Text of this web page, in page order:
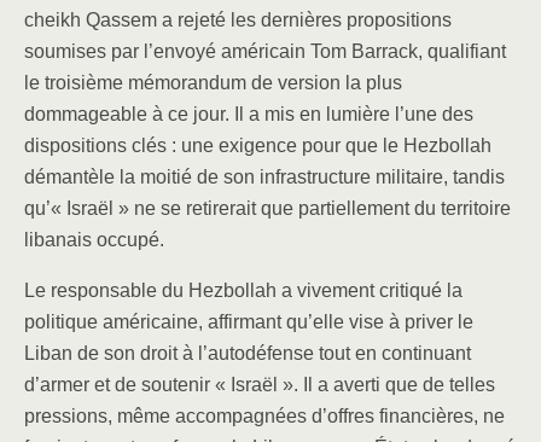
cheikh Qassem a rejeté les dernières propositions
soumises par l’envoyé américain Tom Barrack, qualifiant
le troisième mémorandum de version la plus
dommageable à ce jour. Il a mis en lumière l’une des
dispositions clés : une exigence pour que le Hezbollah
démantèle la moitié de son infrastructure militaire, tandis
qu’« Israël » ne se retirerait que partiellement du territoire
libanais occupé.
Le responsable du Hezbollah a vivement critiqué la
politique américaine, affirmant qu’elle vise à priver le
Liban de son droit à l’autodéfense tout en continuant
d’armer et de soutenir « Israël ». Il a averti que de telles
pressions, même accompagnées d’offres financières, ne